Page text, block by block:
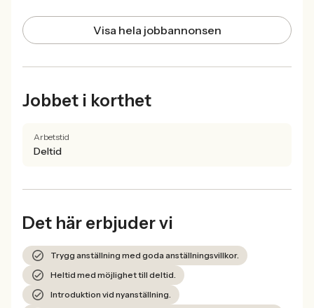
Visa hela jobbannonsen
Jobbet i korthet
Arbetstid
Deltid
Det här erbjuder vi
Trygg anställning med goda anställningsvillkor.
Heltid med möjlighet till deltid.
Introduktion vid nyanställning.